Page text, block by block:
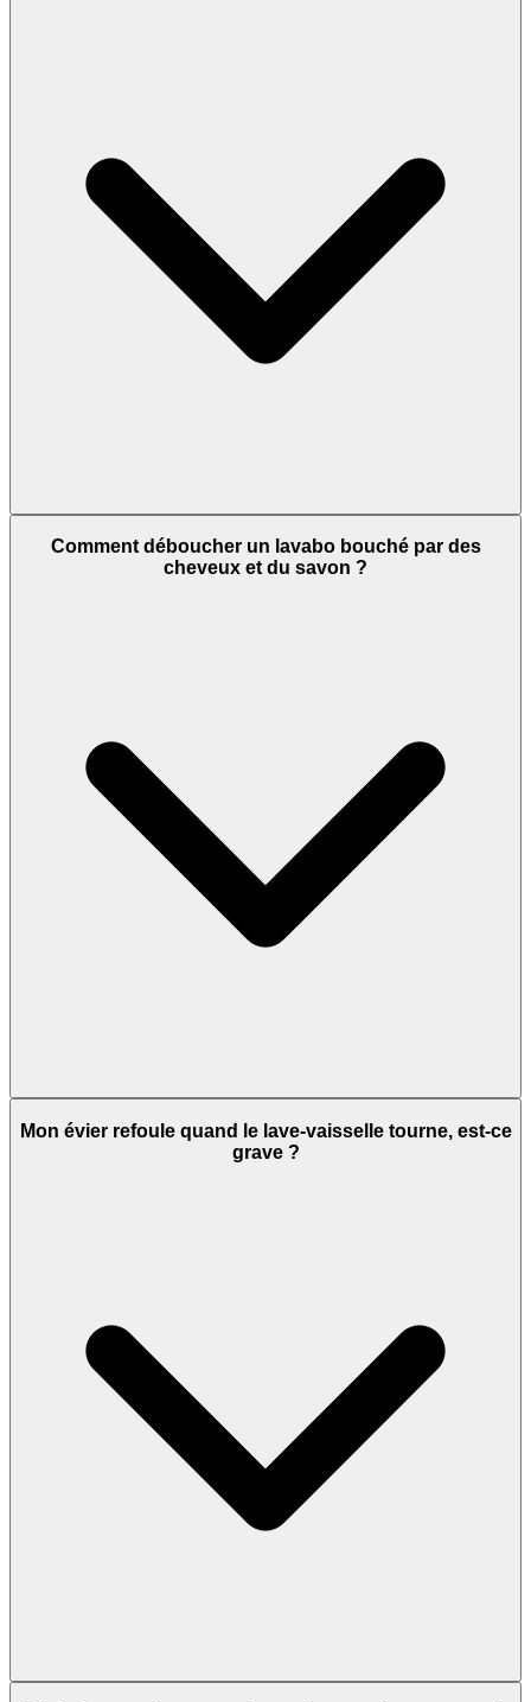
Comment déboucher un lavabo bouché par des
cheveux et du savon ?
Mon évier refoule quand le lave-vaisselle tourne, est-ce
grave ?